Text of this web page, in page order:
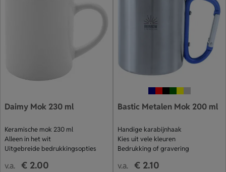
Daimy Mok 230 ml
Keramische mok 230 ml
Alleen in het wit
Uitgebreide bedrukkingsopties
v.a. € 2.00
Bastic Metalen Mok 200 ml
Handige karabijnhaak
Kies uit vele kleuren
Bedrukking of gravering
v.a. € 2.10